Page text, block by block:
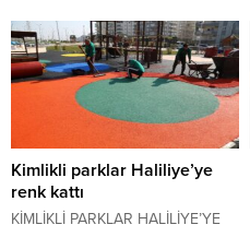
Kimlikli parklar Haliliye’ye
renk kattı
KİMLİKLİ PARKLAR HALİLİYE’YE